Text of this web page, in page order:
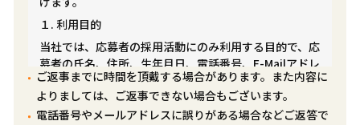
１. 利用目的
当社では、応募者の採用活動にのみ利用する目的で、応
募者の氏名、住所、生年月日、電話番号、E-Mailアドレ
ス学校名、職歴その他、特定の応募者を識別できる個人
情報（以下「個人情報」といいます）を収集いたしま
す。
ご返事までに時間を頂戴する場合があります。また内容に
よりましては、ご返事できない場合もございます。
電話番号やメールアドレスに誤りがある場合などご返答で